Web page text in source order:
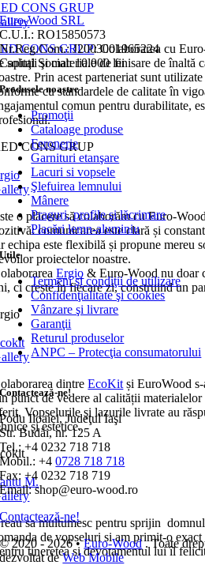
CONS GRUP
CONS GRUP: Colaborarea cu
soluţii şi materiale de finisare de înaltă
Prin acest parteneriat sunt
cu standardele de calitate în
comun pentru durabilitate,
CONS GRUP
o plăcere să colaborăm cu Euro-
comunicarea este clară și
echipa este flexibilă și propune mereu
proiectelor noastre.
Ergio & Euro-Wood nu doar
ci crește în fiecare zi, construind un
dintreEcoKit și EuroWood
punct de vedere al calității
Vopselurile și lazurile livrate au
și estetice.
M.
sa multumesc pentru sprijin
de vopseluri si am primit-o
tineretea si devotamentul lui îl
Euro-Wood SRL
C.U.I.: RO15850573
Nr.Reg.Com.: J2003001965224
Capital Social: 10.000 lei
Produsele noastre
Promoţii
Cataloage produse
Feronerie
Garnituri etanşare
Lacuri si vopsele
Şlefuirea lemnului
Mânere
Praguri, profile şi lăcrimare
Placări lemn-aluminiu
Utile
Termeni şi condiţii de utilizare
Confidenţialitate şi cookies
Vânzare şi livrare
Garanţii
Returul produselor
ANPC – Protecţia consumatorului
Contactează-ne!
Podu Iloaiei, Judeţul Iaşi
Str. Budăi, nr. 125 A
Tel.: +4 0232 718 718
Mobil.: +40728 718 718
Fax: +4 0232 718 719
Email: shop@euro-wood.ro
Contactează-ne!
© 2020 - 2026 •Euro-Wood. Toate
dezvoltat deWeb Mobile